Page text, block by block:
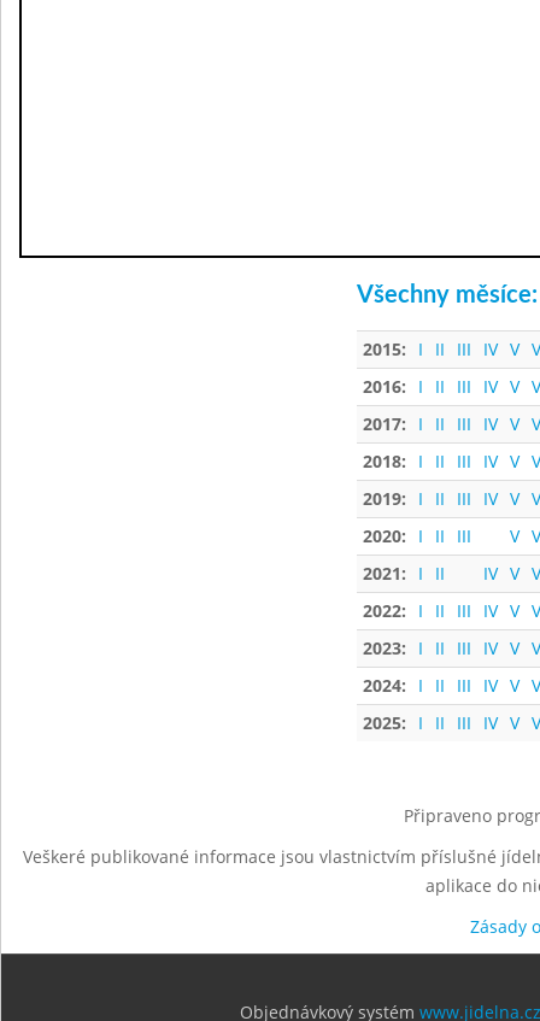
Všechny měsíce:
2015: I II III IV V
2016:
I II III IV V
2017:
I II III IV V
2018:
I II III IV V
2019:
I II III IV V
2020:
I II III V
2021:
I II IV V
2022:
I II III IV V
2023:
I II III IV V
2024:
I II III IV V
2025:
I II III IV V
Připraveno
Veškeré publikované informace jsou vlastnictvím příslušné
aplikace do
Zásady
Objednávkový systém www.jidelna.cz